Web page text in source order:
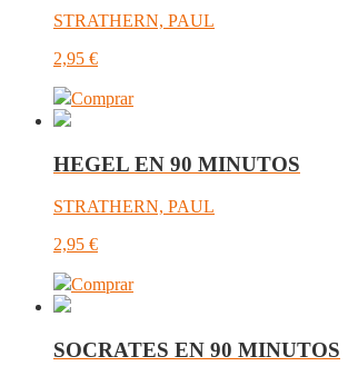
STRATHERN, PAUL
2,95 €
Comprar
HEGEL EN 90 MINUTOS
STRATHERN, PAUL
2,95 €
Comprar
SOCRATES EN 90 MINUTOS